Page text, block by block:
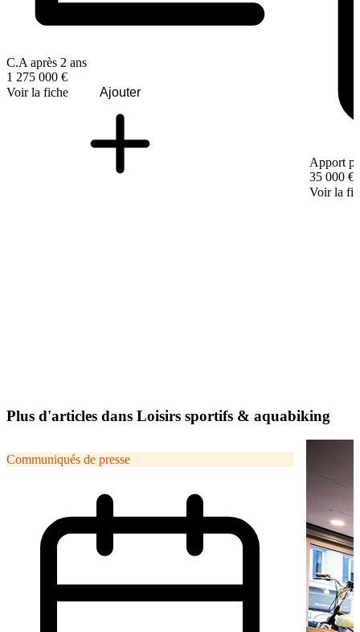
C.A après 2 ans
1 275 000 €
Voir la fiche
Ajouter
Apport
35 000 €
Voir la
Plus d'articles dans Loisirs sportifs & aquabiking
Communiqués de presse